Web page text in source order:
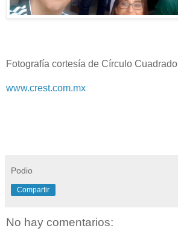
Fotografía cortesía de Círculo Cuadrado
www.crest.com.mx
Podio
Compartir
No hay comentarios: